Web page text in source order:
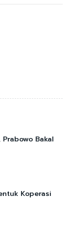
Bakal
Koperasi